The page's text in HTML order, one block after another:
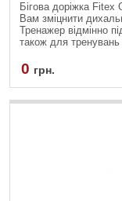
Бігова доріжка
Вам зміцнити
Тренажер відмінно
також для
тіло у хорошій
великою діагоналлю
0 грн.